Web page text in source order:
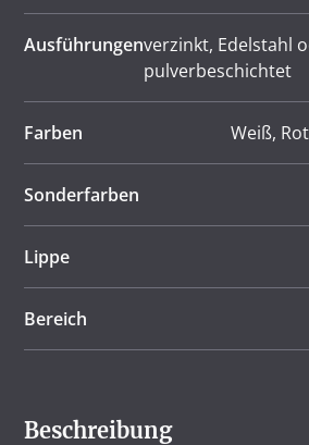
Ausführungenverzinkt, Edelstahl
pulverbeschichtet
Farben Weiß,
Sonderfarben
Lippe
Bereich
Beschreibung